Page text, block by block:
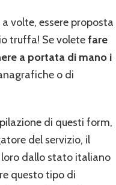
volte, essere proposta
truffa! Se voletefare
a portata di mano i
o di
di questi form,
del servizio, il
dallo stato italiano
questo tipo di